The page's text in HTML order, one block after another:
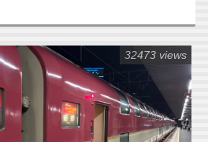
32473 views